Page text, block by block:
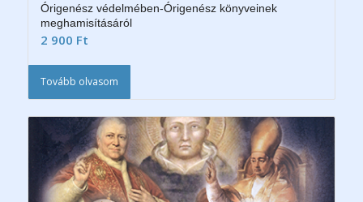
Órigenész védelmében-Órigenész könyveinek
meghamisításáról
2 900 Ft
Tovább olvasom